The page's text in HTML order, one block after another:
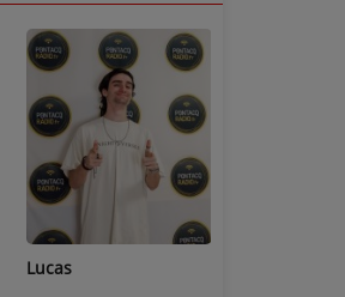
Lucas